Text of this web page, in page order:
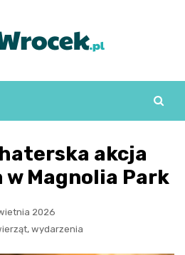
akcja
Magnolia Park
2026
, wydarzenia